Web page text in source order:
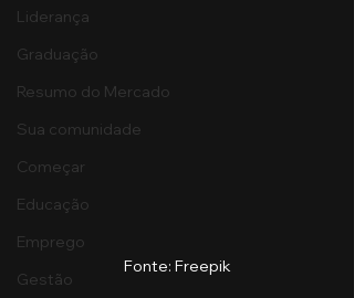
Liderança
Graduação
Resumo do Mercado
Sua comunidade
Começar
Educação
Emprego
Gestão
Fonte: Freepik